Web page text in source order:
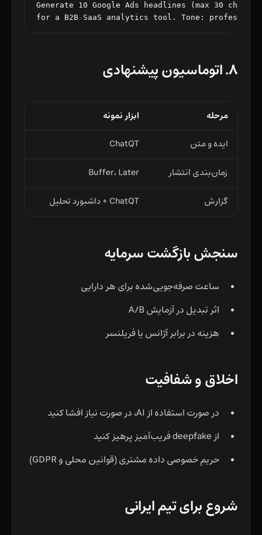
Generate 10 Google Ads headlines (max 30
for a B2B SaaS analytics tool. Tone:
۸. اتوماسیون پیشنهادی
مرحله ابزار نمونه
ایده و متن ChatQT
زمان‌بندی انتشار Buffer، Later
گزارش ChatQT + داشبورد تحلیل
سنجش بازگشت سرمایه
ساعت صرفه‌جویی‌شده برای هر دارایی
اثر تبدیل در آزمایش A/B
هزینه در برابر آژانس یا فریلنسر
اخلاق و شفافیت
در صورت استفاده از AI، در صورت نیاز افشا کنید
از deepfake فریب‌آمیز پرهیز کنید
حریم خصوصی داده مشتری (قوانین محلی و GDPR)
شروع برای تیم ایرانی